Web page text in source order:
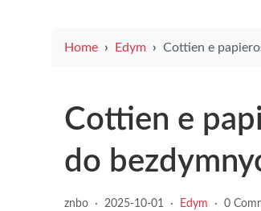
Home Edym Cottien e papieros – innowacyjne
Cottien e
do
znbo · 2025-10-01 · Edym · 0